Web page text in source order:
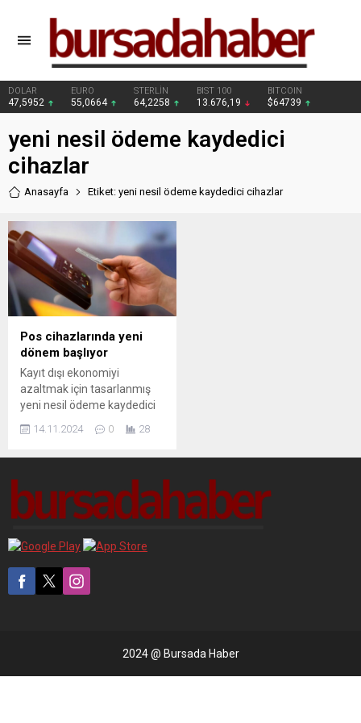
DOLAR
47,5952
EURO
55,0664
STERLİN
64,2258
BIST 100
13.676,19
BITCOIN
$64739
yeni nesil ödeme kaydedici
cihazlar
Anasayfa Etiket: yeni nesil ödeme kaydedici cihazlar
Pos cihazlarında yeni
dönem başlıyor
Kayıt dışı ekonomiyi
azaltmak için tasarlanmış
yeni nesil ödeme kaydedici
şeffaflık ve verimlilik
geliyor.
14.11.2024 0 28
2024 @ Bursada Haber